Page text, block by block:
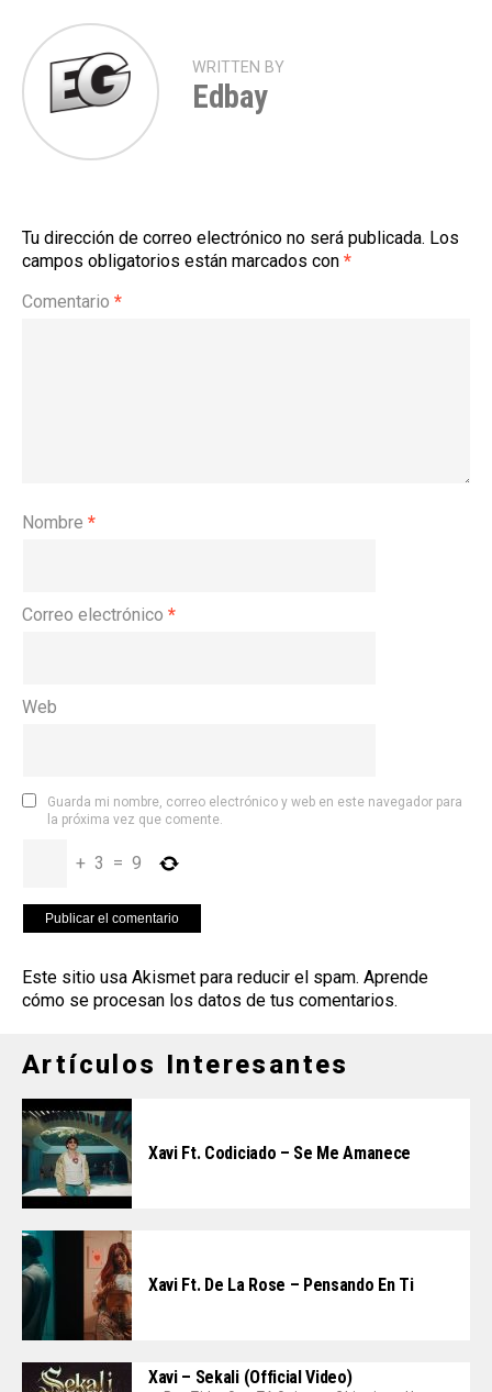
WRITTEN BY
Edbay
Tu dirección de correo electrónico no será publicada. Los
campos obligatorios están marcados con *
Comentario *
Nombre *
Correo electrónico *
Web
Guarda mi nombre, correo electrónico y web en este navegador para
la próxima vez que comente.
+ 3 = 9
Este sitio usa Akismet para reducir el spam. Aprende
cómo se procesan los datos de tus comentarios.
Artículos Interesantes
Xavi Ft. Codiciado – Se Me Amanece
Xavi Ft. De La Rose – Pensando En Ti
Xavi – Sekali (Official Video)